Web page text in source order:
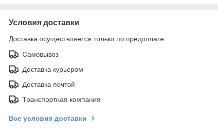
Условия доставки
Доставка осуществляется только по предоплате.
Самовывоз
Доставка курьером
Доставка почтой
Транспортная компания
Все условия доставки